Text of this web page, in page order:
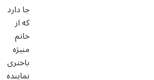
جا دارد
که از
خانم
منیژه
باختری
نماینده